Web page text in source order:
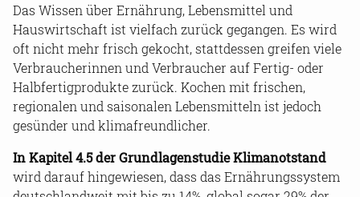
Das Wissen über Ernährung, Lebensmittel und
Hauswirtschaft ist vielfach zurück gegangen. Es wird
oft nicht mehr frisch gekocht, stattdessen greifen viele
Verbraucherinnen und Verbraucher auf Fertig- oder
Halbfertigprodukte zurück. Kochen mit frischen,
regionalen und saisonalen Lebensmitteln ist jedoch
gesünder und klimafreundlicher.
In Kapitel 4.5 der Grundlagenstudie Klimanotstand
wird darauf hingewiesen, dass das Ernährungssystem